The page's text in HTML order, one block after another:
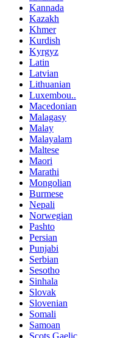
Kannada
Kazakh
Khmer
Kurdish
Kyrgyz
Latin
Latvian
Lithuanian
Luxembou..
Macedonian
Malagasy
Malay
Malayalam
Maltese
Maori
Marathi
Mongolian
Burmese
Nepali
Norwegian
Pashto
Persian
Punjabi
Serbian
Sesotho
Sinhala
Slovak
Slovenian
Somali
Samoan
Scots Gaelic